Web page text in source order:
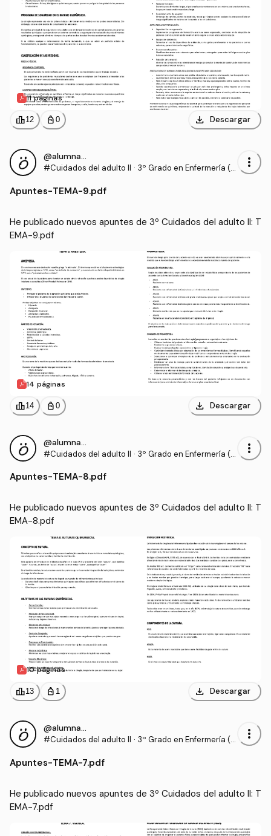
11 páginas
leaderboard12 personal_bag 0 download Descargar
@alumnaOK
#Cuidados del adulto II · 3º Grado en Enfermería (U
more_vert
Apuntes-TEMA-9.pdf
He publicado nuevos apuntes de 3º Cuidados del adulto II: T
EMA-9.pdf
14 páginas
leaderboard14 personal_bag 0 download Descargar
@alumnaOK
#Cuidados del adulto II · 3º Grado en Enfermería (U
more_vert
Apuntes-TEMA-8.pdf
He publicado nuevos apuntes de 3º Cuidados del adulto II: T
EMA-8.pdf
10 páginas
leaderboard13 personal_bag 1 download Descargar
@alumnaOK
#Cuidados del adulto II · 3º Grado en Enfermería (U
more_vert
Apuntes-TEMA-7.pdf
He publicado nuevos apuntes de 3º Cuidados del adulto II: T
EMA-7.pdf